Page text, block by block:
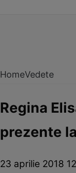
HomeVedete
Regina
prezente
23 aprilie 2018